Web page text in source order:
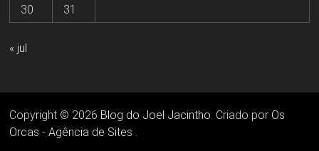
30
31
« jul
Copyright © 2026 Blog do Joel Jacintho. Criado por Os
Orcas - Agência de Sites .